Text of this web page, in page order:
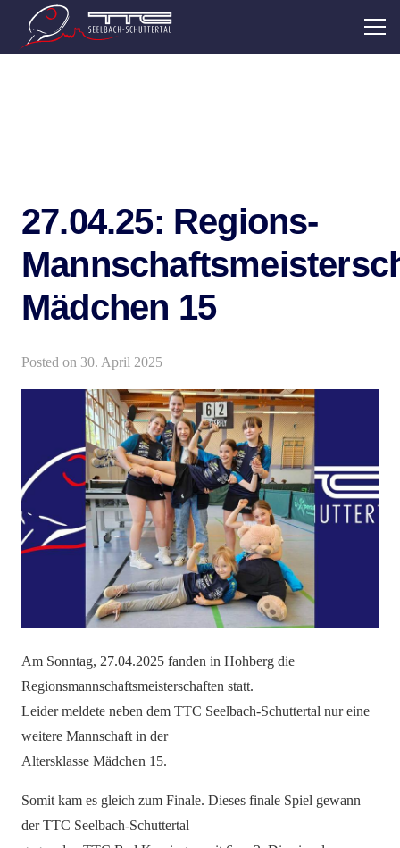
27.04.25: Regions-
Mädchen 15
Posted on 30. April 2025
Am Sonntag, 27.04.2025 fanden in Hohberg die
Regionsmannschaftsmeisterschaften statt.
Leider meldete neben dem TTC Seelbach-Schuttertal nur eine
weitere Mannschaft in der
Altersklasse Mädchen 15.
Somit kam es gleich zum Finale. Dieses finale Spiel gewann
der TTC Seelbach-Schuttertal